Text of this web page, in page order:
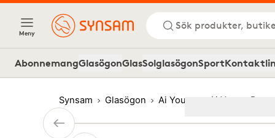
Meny
Sök produkter,
AbonnemangGlasögonGlasSolglasögonSport
Synsam Glasögon Ai Young Ai Young